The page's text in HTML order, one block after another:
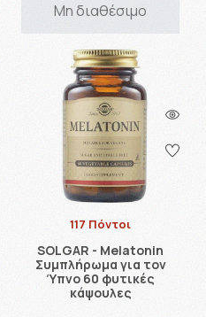
Μη διαθέσιμο
117 Πόντοι
SOLGAR - Melatonin
Συμπλήρωμα για τον
Ύπνο 60 φυτικές
κάψουλες